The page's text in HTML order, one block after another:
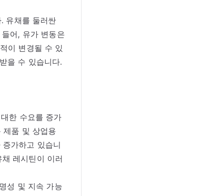
유채를 둘러싼
어, 유가 변동은
이 변경될 수 있
을 수 있습니다.
한 수요를 증가
제품 및 상업용
가하고 있습니
레시틴이 이러
성 및 지속 가능